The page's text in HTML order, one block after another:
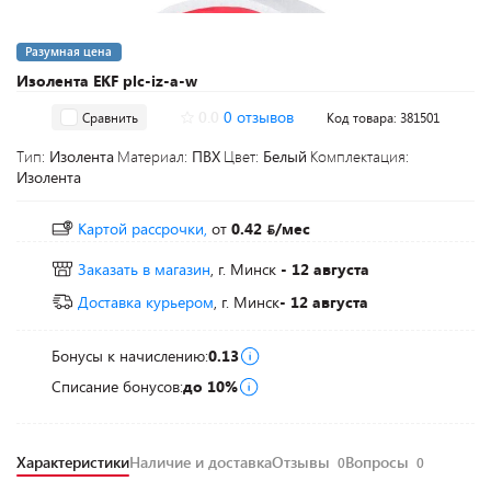
Изолента EKF plc-iz-a-w
Разумная цена
Сравнить 0 отзывов Код товара: 381501
Тип: Изолента Материал: ПВХ Цвет: Белый Комплектация:
Изолента
Картой рассрочки, от 0.42
/мес
Заказать в магазин, г. Минск - 12 августа
Доставка курьером, г. Минск- 12 августа
Бонусы к начислению:0.13
Списание бонусов:до 10%
ХарактеристикиНаличие и доставкаОтзывы 0Вопросы 0